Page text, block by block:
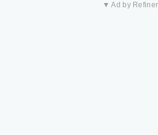
▼ Ad by